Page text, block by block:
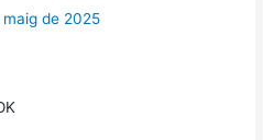
maig de 2025